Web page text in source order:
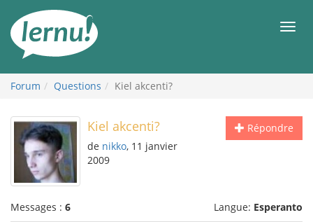
contenu
Forum Questions Kiel akcenti?
Répondre
Kiel akcenti?
de nikko, 11 janvier
2009
Messages : 6 Langue: Esperanto